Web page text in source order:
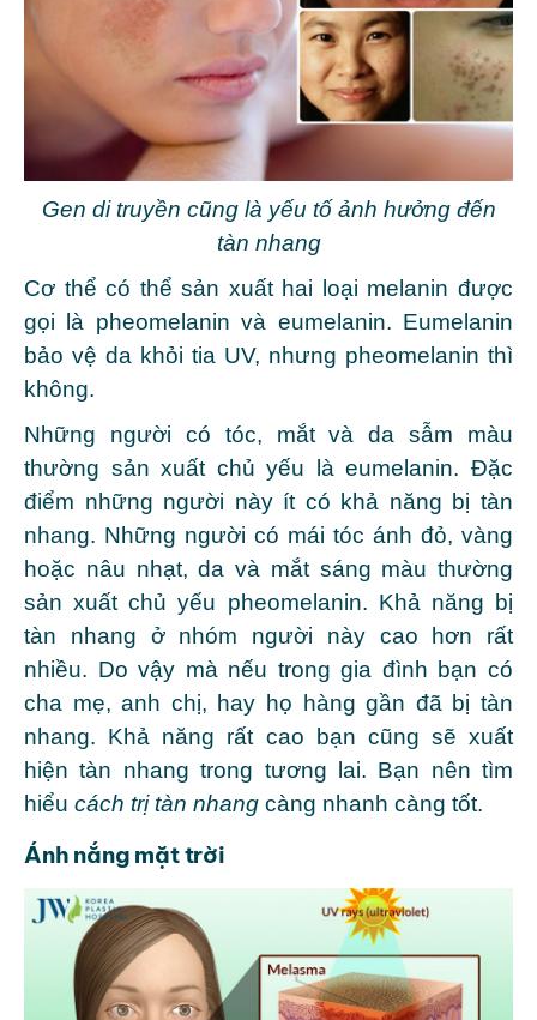
Gen di truyền cũng là yếu tố ảnh hưởng đến
tàn nhang
Cơ thể có thể sản xuất hai loại melanin được
gọi là pheomelanin và eumelanin. Eumelanin
bảo vệ da khỏi tia UV, nhưng pheomelanin thì
không.
Những người có tóc, mắt và da sẫm màu
thường sản xuất chủ yếu là eumelanin. Đặc
điểm những người này ít có khả năng bị tàn
nhang. Những người có mái tóc ánh đỏ, vàng
hoặc nâu nhạt, da và mắt sáng màu thường
sản xuất chủ yếu pheomelanin. Khả năng bị
tàn nhang ở nhóm người này cao hơn rất
nhiều. Do vậy mà nếu trong gia đình bạn có
cha mẹ, anh chị, hay họ hàng gần đã bị tàn
nhang. Khả năng rất cao bạn cũng sẽ xuất
hiện tàn nhang trong tương lai. Bạn nên tìm
hiểu cách trị tàn nhang càng nhanh càng tốt.
Ánh nắng mặt trời